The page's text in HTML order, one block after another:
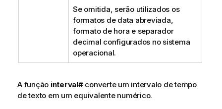
Se omitida, serão utilizados os
formatos de data abreviada,
formato de hora e separador
decimal configurados no sistema
operacional.
A função interval#converte um intervalo de tempo
de texto em um equivalente numérico.